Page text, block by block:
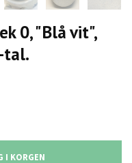
0, "Blå vit",
tal.
I KORGEN